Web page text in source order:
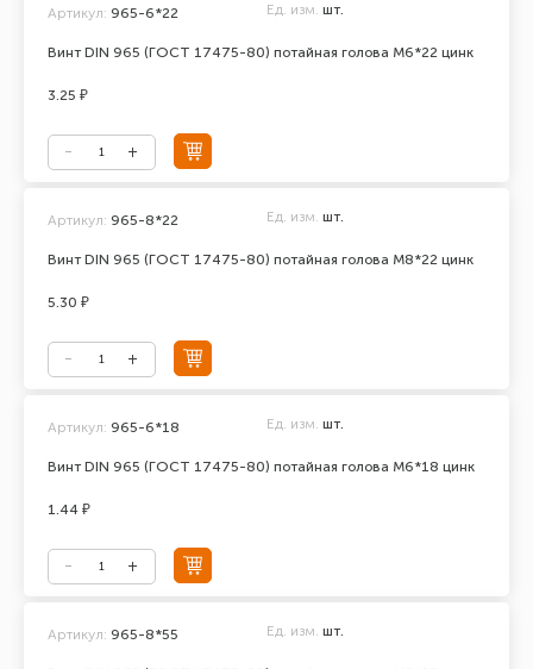
Винт DIN 965 (ГОСТ 17475-80) потайная голова М6*22 цинк
Артикул: 965-6*22 Ед. изм. шт.
3.25 ₽
Винт DIN 965 (ГОСТ 17475-80) потайная голова М8*22 цинк
Артикул: 965-8*22 Ед. изм. шт.
5.30 ₽
Винт DIN 965 (ГОСТ 17475-80) потайная голова М6*18 цинк
Артикул: 965-6*18 Ед. изм. шт.
1.44 ₽
Артикул: 965-8*55 Ед. изм. шт.